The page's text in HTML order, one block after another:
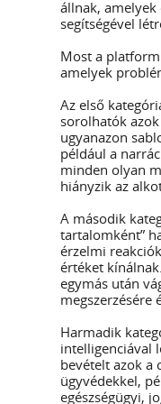
állnak, amelyek
segítségével
Most a
amelyek
Az első
sorolhatók
ugyanazon
például a
minden olyan
hiányzik az
A második
tartalomként”
érzelmi
értéket
egymás után
megszerzésére
Harmadik
intelligenciával
bevételt azok a
ügyvédekkel,
egészségügyi,